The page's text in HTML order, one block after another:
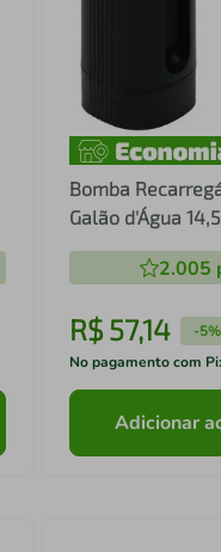
Bomba
Galão d'Água
Preta Lyor
USB e Mangueira
2.005
R$57,14 -5%
No pagamento com
Adicionar